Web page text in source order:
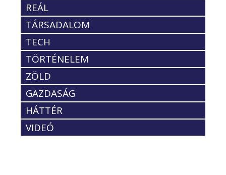
REÁL
TÁRSADALOM
TECH
TÖRTÉNELEM
ZÖLD
GAZDASÁG
HÁTTÉR
VIDEÓ